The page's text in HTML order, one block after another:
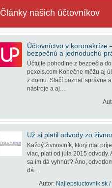
Články našich účtovníkov
Účtovníctvo v koronakríze
bezpečnú a jednoduchú
Účtujte pohodlne z bezpečia
pexels.com Konečne môžu aj
z domu. Stačí poznať správne
nástroje a aj…
Už si platil odvody zo
Každý živnostník, ktorý mal
viac, platí od júla 2015 odvody.
sa im dá vyhnúť? Áno,
dá…
Autor: Najlepsiuctovnik.sk